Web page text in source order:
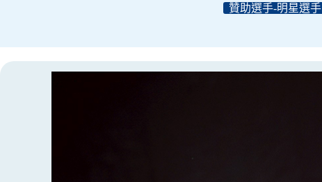
贊助選手-明星選手